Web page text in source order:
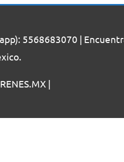
5568683070 |
|